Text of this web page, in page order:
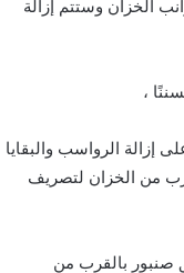
الخزان وستتم إزالة
،
إزالة الرواسب والبقايا
من الخزان لتصريف
صنبور بالقرب من